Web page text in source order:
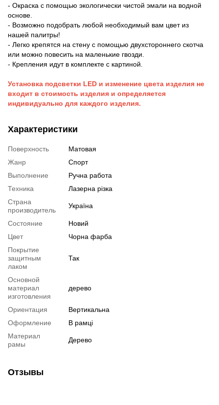
- Окраска с помощью экологически чистой эмали на водной
основе.
- Возможно подобрать любой необходимый вам цвет из
нашей палитры!
- Легко крепятся на стену с помощью двухстороннего скотча
или можно повесить на маленькие гвозди.
- Крепления идут в комплекте с картиной.
Установка подсветки LED и изменение цвета изделия не
входит в стоимость изделия и определяется
индивидуально для каждого изделия.
Характеристики
Поверхность
Матовая
Жанр
Спорт
Выполнение
Ручна работа
Техника
Лазерна різка
Страна
производитель
Україна
Состояние
Новий
Цвет
Чорна фарба
Покрытие
защитным
лаком
Так
Основной
материал
изготовления
дерево
Ориентация
Вертикальна
Оформление
В рамці
Материал
рамы
Дерево
Отзывы